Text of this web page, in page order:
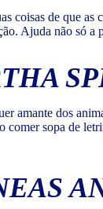
coisas de que as
Ajuda não só a
amante dos
comer sopa de